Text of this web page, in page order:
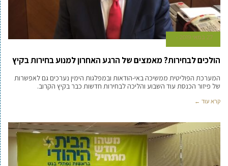
27 במאי 2019
הולכים לבחירות? מאמצים של הרגע האחרון למנוע בחירות בקיץ
המערכת הפוליטית ממשיכה באי-הודאות ובמפלגות הימין נערכים גם לאפשרות
של פיזור הכנסת עוד השבוע והליכה לבחירות חדשות כבר בקיץ הקרוב.
קרא עוד ←